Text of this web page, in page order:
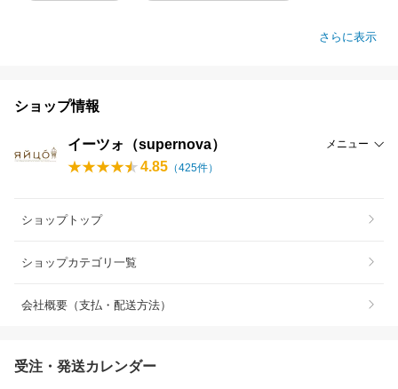
さらに表示
ショップ情報
イーツォ（supernova） メニュー
4.85 （425件）
ショップトップ
ショップカテゴリ一覧
会社概要（支払・配送方法）
受注・発送カレンダー